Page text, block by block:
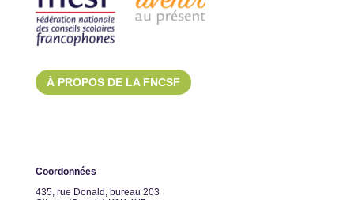
À PROPOS DE LA FNCSF
Coordonnées
435, rue Donald, bureau 203